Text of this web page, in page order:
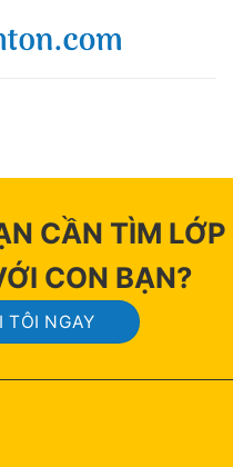
CẦN TÌM LỚP
CON BẠN?
TÔI NGAY